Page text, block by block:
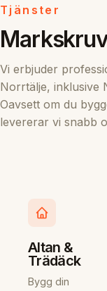
Tjänster
Vi erbjuder
Norrtälje, inklusive
Oavsett om du
levererar vi snabb
Altan &
Trädäck
Bygg din